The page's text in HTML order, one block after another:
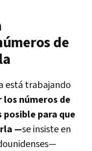
de
está trabajando
números de
para que
—se insiste en